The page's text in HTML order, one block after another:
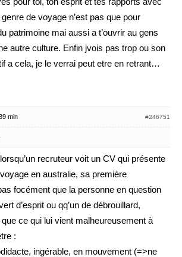
de voyage n’est pas que pour
patrimoine mai aussi a t’ouvrir au gens
autre culture. Enfin jvois pas trop ou son
a cela, je le verrai peut etre en retrant…
min #246751
recruteur voit un CV qui présente
en australie, sa première
focément que la personne en question
d’esprit ou qq’un de débrouillard,
ce qui lui vient malheureusement à
:
ingérable, en mouvement (=>ne